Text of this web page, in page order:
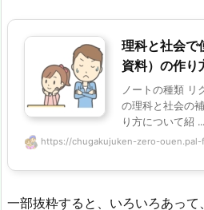
理科と社会で
資料）の作り
ノートの種類 リ
の理科と社会の
り方について紹 ...
https://chugakujuken-zero-
一部抜粋すると、いろいろあっ